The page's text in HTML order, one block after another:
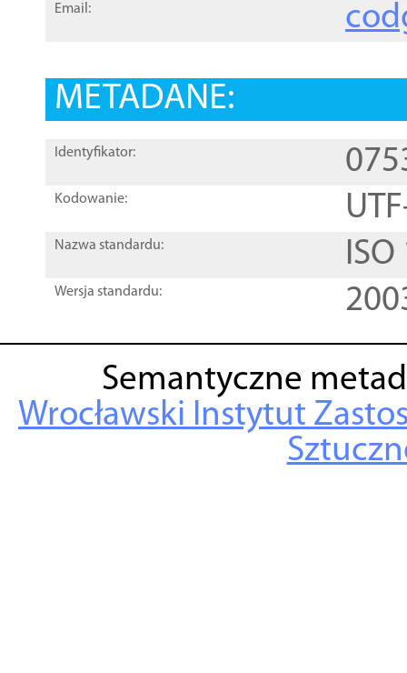
Email:
METADANE:
Identyfikator:
Kodowanie:
Nazwa standardu:
Wersja standardu:
Semantyczne
Wrocławski Instytut